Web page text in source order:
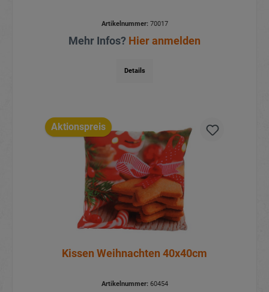
Artikelnummer:70017
Mehr Infos? Hier anmelden
Details
Aktionspreis
Kissen Weihnachten 40x40cm
Artikelnummer:60454